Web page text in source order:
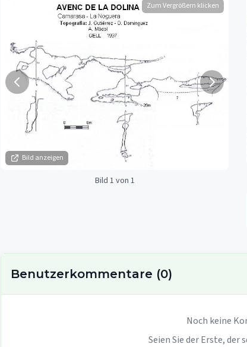
Bild anzeigen
Zum Vergrößern klicken
Bild 1 von 1
Benutzerkommentare (0)
Noch keine
Seien Sie der Erste,